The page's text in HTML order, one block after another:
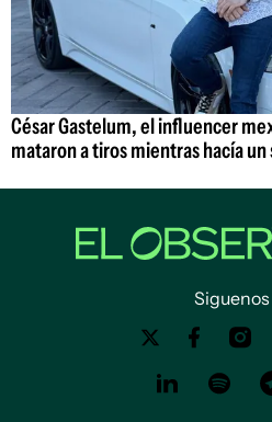
César Gastelum, el influencer
mataron a tiros mientras hacía
Siguenos